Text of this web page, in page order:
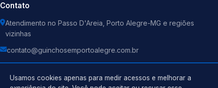
Contato
Atendimento no Passo D'Areia, Porto Alegre-MG e regiões
vizinhas
contato@guinchosemportoalegre.com.br
Usamos cookies apenas para medir acessos e melhorar a